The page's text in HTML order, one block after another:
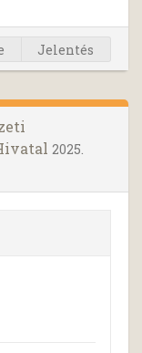
Jelentés
2025.